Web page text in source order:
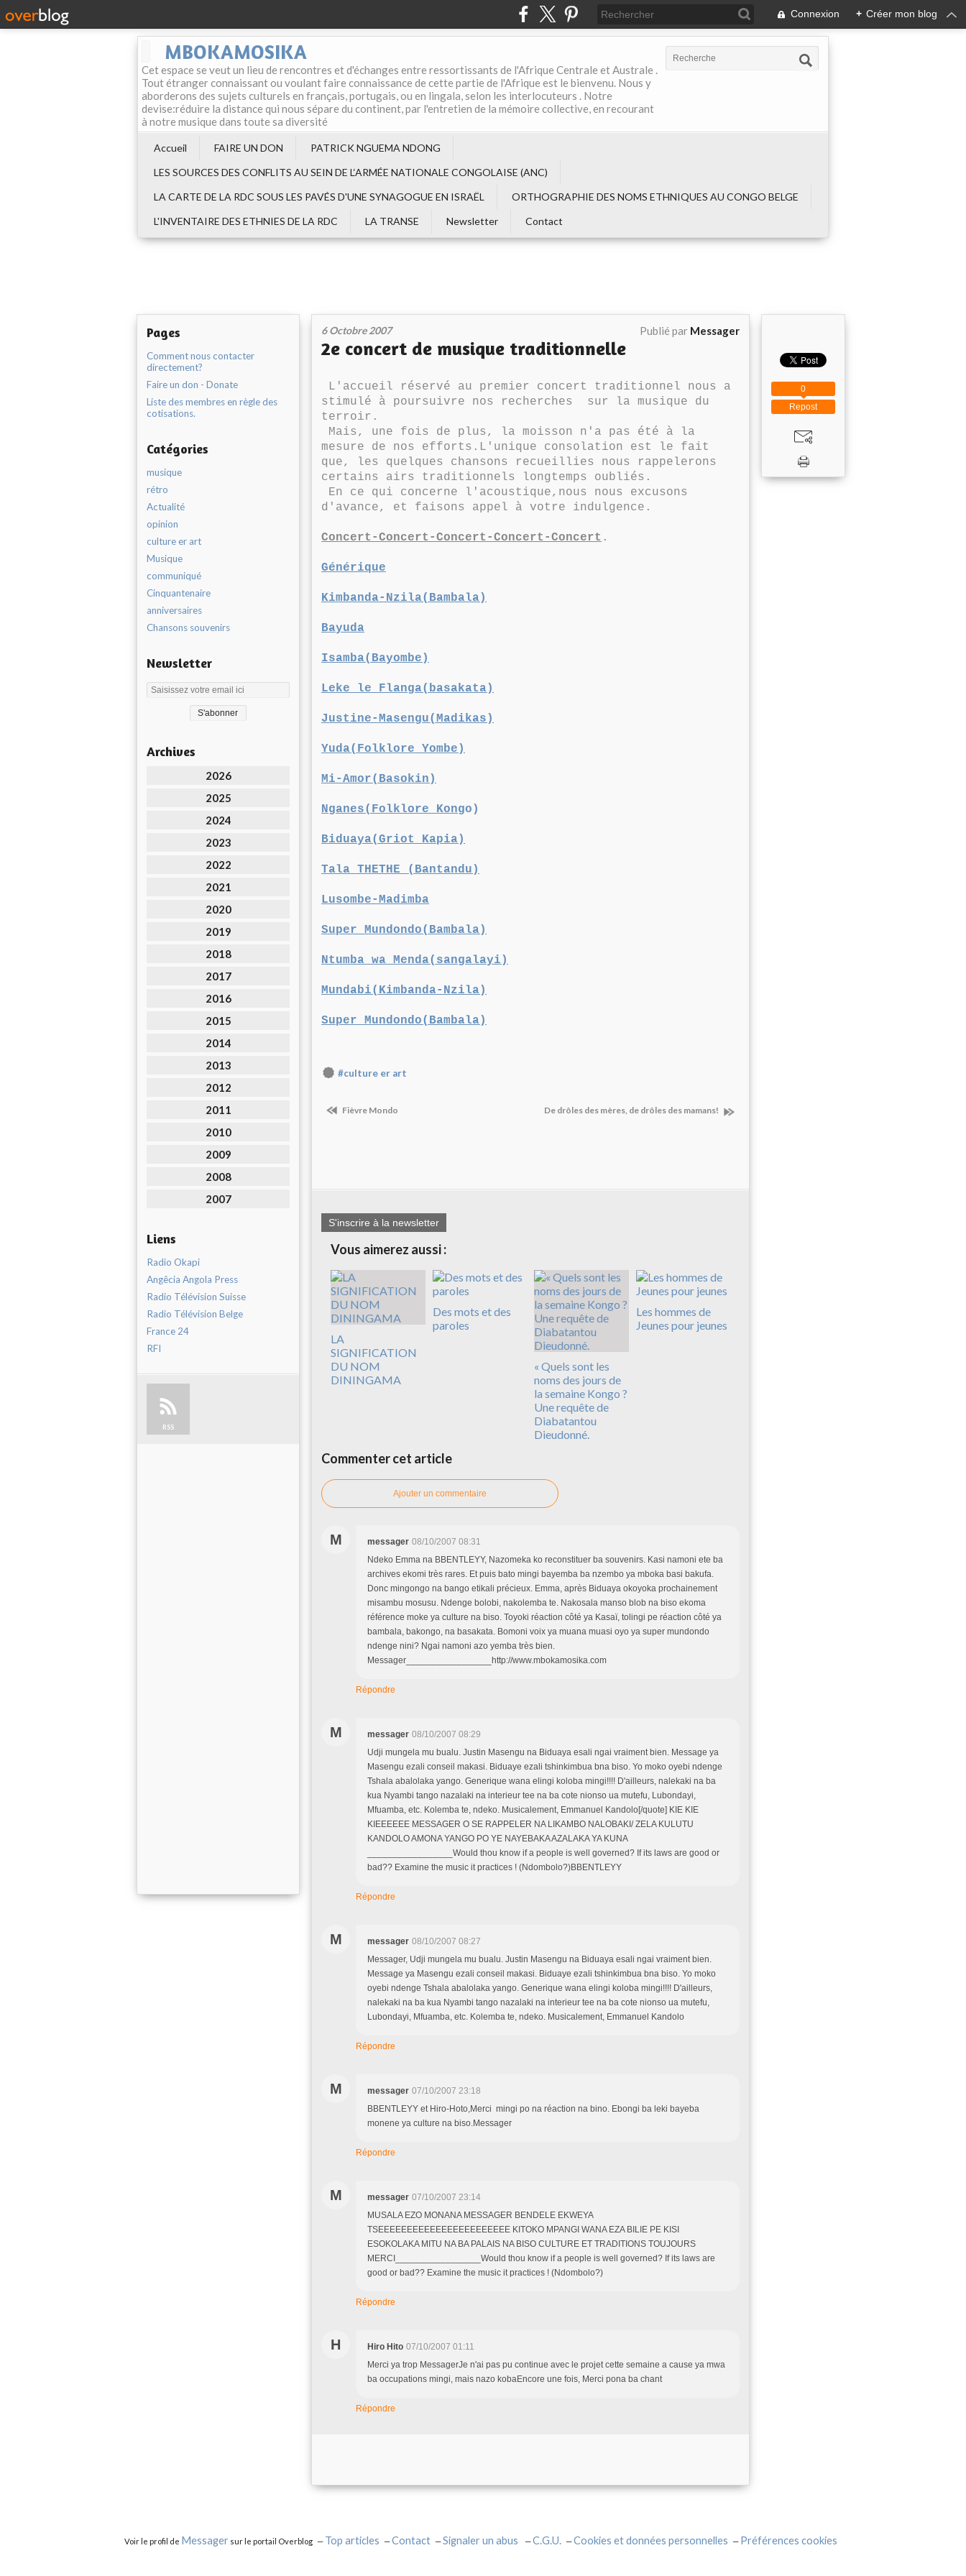
Connexion + Créer mon blog
MBOKAMOSIKA
Cet espace se veut un lieu de rencontres et d'échanges entre ressortissants de l'Afrique Centrale et Australe .
Tout étranger connaissant ou voulant faire connaissance de cette partie de l'Afrique est le bienvenu. Nous y
aborderons des sujets culturels en français, portugais, ou en lingala, selon les interlocuteurs . Notre
devise:réduire la distance qui nous sépare du continent, par l'entretien de la mémoire collective, en recourant
à notre musique dans toute sa diversité
Accueil FAIRE UN DON
PATRICK NGUEMA NDONG
LES SOURCES DES CONFLITS AU SEIN DE L‘ARMÉE NATIONALE CONGOLAISE (ANC)
LA CARTE DE LA RDC SOUS LES PAVÉS D'UNE SYNAGOGUE EN ISRAËL
ORTHOGRAPHIE DES NOMS ETHNIQUES AU CONGO BELGE
L'INVENTAIRE DES ETHNIES DE LA RDC
LA TRANSE Newsletter Contact
Pages
Comment nous contacter
directement?
Faire un don - Donate
Liste des membres en règle des
cotisations.
Catégories
musique
rétro
Actualité
opinion
culture er art
Musique
communiqué
Cinquantenaire
anniversaires
Chansons souvenirs
Newsletter
Archives
2026
2025
2024
2023
2022
2021
2020
2019
2018
2017
2016
2015
2014
2013
2012
2011
2010
2009
2008
2007
Liens
Radio Okapi
Angêcia Angola Press
Radio Télévision Suisse
Radio Télévision Belge
France 24
RFI
RSS
6 Octobre 2007 Publié par Messager
2e concert de musique traditionnelle
L'accueil réservé au premier concert traditionnel nous a
stimulé à poursuivre nos recherches sur la musique du
terroir.
Mais, une fois de plus, la moisson n'a pas été à la
mesure de nos efforts.L'unique consolation est le fait
que, les quelques chansons recueillies nous rappelerons
certains airs traditionnels longtemps oubliés.
En ce qui concerne l'acoustique,nous nous excusons
d'avance, et faisons appel à votre indulgence.
Concert-Concert-Concert-Concert-Concert .
Générique
Kimbanda-Nzila(Bambala)
Bayuda
Isamba(Bayombe)
Leke le Flanga(basakata)
Justine-Masengu(Madikas)
Yuda(Folklore Yombe)
Mi-Amor(Basokin)
Nganes(Folklore Kongo)
Biduaya(Griot Kapia)
Tala THETHE (Bantandu)
Lusombe-Madimba
Super Mundondo(Bambala)
Ntumba wa Menda(sangalayi)
Mundabi(Kimbanda-Nzila)
Super Mundondo(Bambala)
#culture er art
Fièvre Mondo De drôles des mères, de drôles des mamans!
S'inscrire à la newsletter
Vous aimerez aussi :
LA
SIGNIFICATION
DU NOM
DININGAMA
Des mots et des
paroles
« Quels sont les
noms des jours de
la semaine Kongo ?
Une requête de
Diabatantou
Dieudonné.
Les hommes de
Jeunes pour jeunes
Commenter cet article
Ajouter un commentaire
M messager 08/10/2007 08:31
Ndeko Emma na BBENTLEYY, Nazomeka ko reconstituer ba souvenirs. Kasi namoni ete ba
archives ekomi très rares. Et puis bato mingi bayemba ba nzembo ya mboka basi bakufa.
Donc mingongo na bango etikali précieux. Emma, après Biduaya okoyoka prochainement
misambu mosusu. Ndenge bolobi, nakolemba te. Nakosala manso blob na biso ekoma
référence moke ya culture na biso. Toyoki réaction côté ya Kasaï, tolingi pe réaction côté ya
bambala, bakongo, na basakata. Bomoni voix ya muana muasi oyo ya super mundondo
ndenge nini? Ngai namoni azo yemba très bien.
Messager_________________http://www.mbokamosika.com
Répondre
M messager 08/10/2007 08:29
Udji mungela mu bualu. Justin Masengu na Biduaya esali ngai vraiment bien. Message ya
Masengu ezali conseil makasi. Biduaye ezali tshinkimbua bna biso. Yo moko oyebi ndenge
Tshala abalolaka yango. Generique wana elingi koloba mingi!!!! D'ailleurs, nalekaki na ba
kua Nyambi tango nazalaki na interieur tee na ba cote nionso ua mutefu, Lubondayi,
Mfuamba, etc. Kolemba te, ndeko. Musicalement, Emmanuel Kandolo[/quote] KIE KIE
KIEEEEEE MESSAGER O SE RAPPELER NA LIKAMBO NALOBAKI/ ZELA KULUTU
KANDOLO AMONA YANGO PO YE NAYEBAKA AZALAKA YA KUNA
_________________Would thou know if a people is well governed? If its laws are good or
bad?? Examine the music it practices ! (Ndombolo?)BBENTLEYY
Répondre
M messager 08/10/2007 08:27
Messager, Udji mungela mu bualu. Justin Masengu na Biduaya esali ngai vraiment bien.
Message ya Masengu ezali conseil makasi. Biduaye ezali tshinkimbua bna biso. Yo moko
oyebi ndenge Tshala abalolaka yango. Generique wana elingi koloba mingi!!!! D'ailleurs,
nalekaki na ba kua Nyambi tango nazalaki na interieur tee na ba cote nionso ua mutefu,
Lubondayi, Mfuamba, etc. Kolemba te, ndeko. Musicalement, Emmanuel Kandolo
Répondre
M messager 07/10/2007 23:18
BBENTLEYY et Hiro-Hoto,Merci mingi po na réaction na bino. Ebongi ba leki bayeba
monene ya culture na biso.Messager
Répondre
M messager 07/10/2007 23:14
MUSALA EZO MONANA MESSAGER BENDELE EKWEYA
TSEEEEEEEEEEEEEEEEEEEEEEE KITOKO MPANGI WANA EZA BILIE PE KISI
ESOKOLAKA MITU NA BA PALAIS NA BISO CULTURE ET TRADITIONS TOUJOURS
MERCI_________________Would thou know if a people is well governed? If its laws are
good or bad?? Examine the music it practices ! (Ndombolo?)
Répondre
H Hiro Hito 07/10/2007 01:11
Merci ya trop MessagerJe n'ai pas pu continue avec le projet cette semaine a cause ya mwa
ba occupations mingi, mais nazo kobaEncore une fois, Merci pona ba chant
Répondre
Repost
0
Voir le profil de Messager sur le portail Overblog Top articles Contact Signaler un abus C.G.U. Cookies et données personnelles Préférences cookies